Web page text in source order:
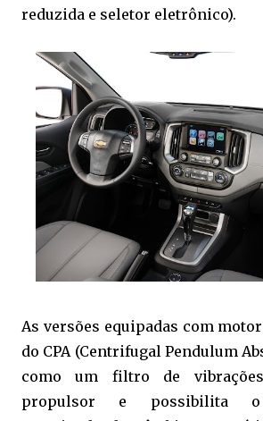
reduzida e seletor eletrônico).
As versões equipadas com
do CPA (Centrifugal Pendulum
como um filtro de
propulsor e possibilita o